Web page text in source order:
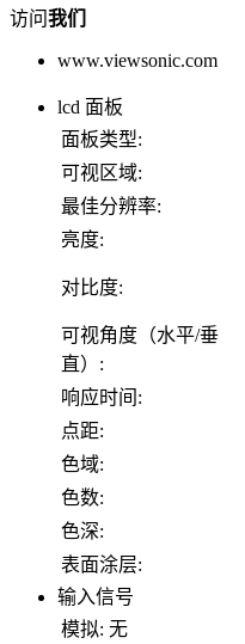
访问我们
www.viewsonic.com
lcd 面板
面板类型:
可视区域:
最佳分辨率:
亮度:
对比度:
可视角度（水平/垂
直）:
响应时间:
点距:
色域:
色数:
色深:
表面涂层:
输入信号
模拟: 无